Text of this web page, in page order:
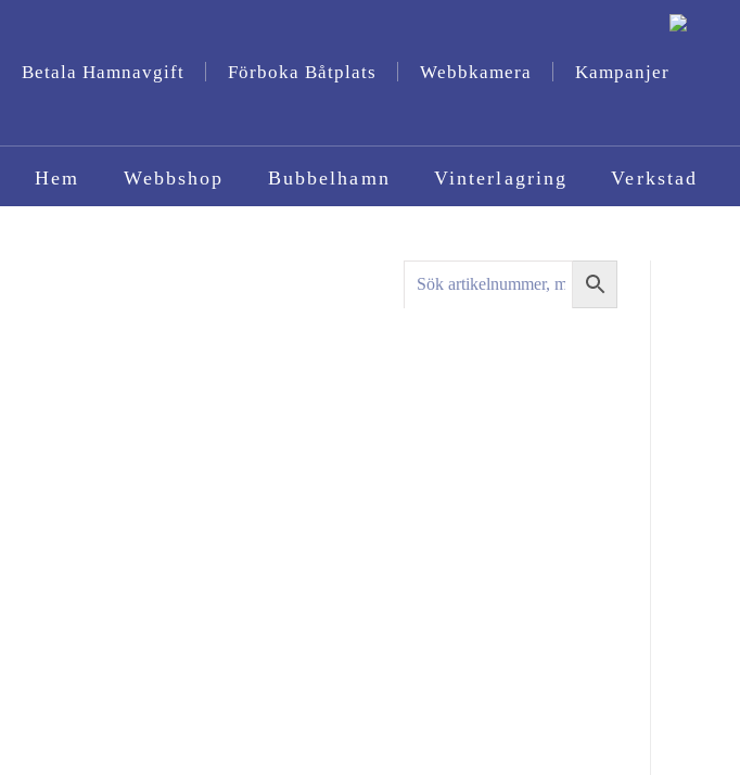
Betala Hamnavgift Förboka Båtplats Webbkamera Kampanjer
Hem Webbshop Bubbelhamn Vinterlagring Verkstad